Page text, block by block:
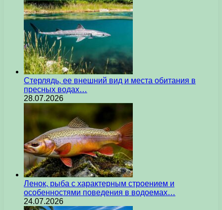
Стерлядь, ее внешний вид и места обитания в
пресных водах…
28.07.2026
Ленок, рыба с характерным строением и
особенностями поведения в водоемах…
24.07.2026